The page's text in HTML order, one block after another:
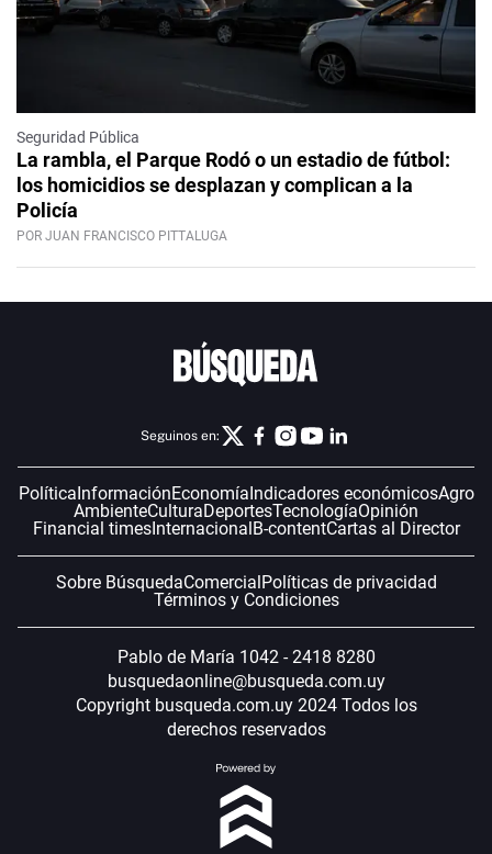
Seguridad Pública
La rambla, el Parque Rodó o un estadio de fútbol:
los homicidios se desplazan y complican a la
Policía
POR JUAN FRANCISCO PITTALUGA
Seguinos en:
Política InformaciónEconomía Indicadores económicosAgro
AmbienteCulturaDeportesTecnologíaOpinión
Financial timesInternacional B-contentCartas al Director
Sobre BúsquedaComercial Políticas de privacidad
Términos y Condiciones
Pablo de María 1042 - 2418 8280
busquedaonline@busqueda.com.uy
Copyright busqueda.com.uy 2024 Todos los
derechos reservados